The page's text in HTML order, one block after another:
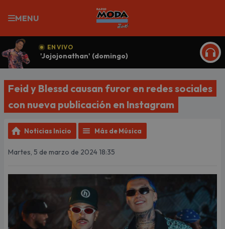
MENU
EN VIVO
'Jojojonathan' (domingo)
Feid y Blessd causan furor en redes sociales
con nueva publicación en Instagram
Noticias Inicio Más de Música
Martes, 5 de marzo de 2024 18:35